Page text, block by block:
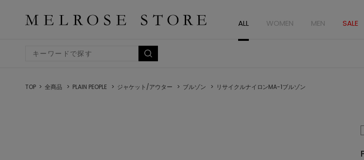
ALL WOMEN MEN SALE
TOP 全商品 PLAIN PEOPLE ジャケット/アウター ブルゾン リサイクルナイロンMA-1ブルゾン